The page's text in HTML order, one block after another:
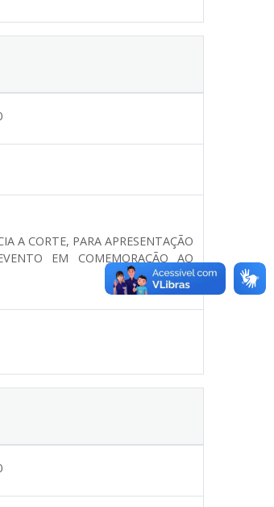
A CORTE, PARA APRESENTAÇÃO
EM COMEMORAÇÃO AO